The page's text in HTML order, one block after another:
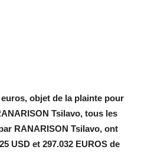
objet de la plainte pour
Tsilavo, tous les
RANARISON Tsilavo, ont
USD et 297.032 EUROS de